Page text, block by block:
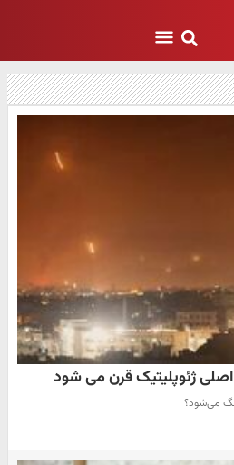
ژئوپلیتیک قرن می شود
می‌شود؟